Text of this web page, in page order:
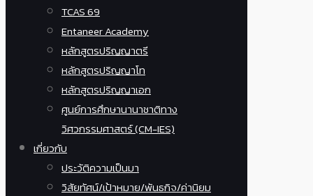
TCAS 69
Entaneer Academy
หลักสูตรปริญญาตรี
หลักสูตรปริญญาโท
หลักสูตรปริญญาเอก
ศูนย์การศึกษานานาชาติทาง
วิศวกรรมศาสตร์ (CM-IES)
เกี่ยวกับ
ประวัติความเป็นมา
วิสัยทัศน์/เป้าหมาย/พันธกิจ/ค่านิยม